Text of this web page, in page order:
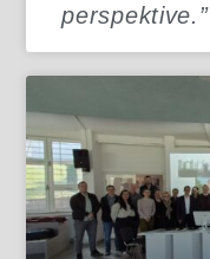
perspektive.”